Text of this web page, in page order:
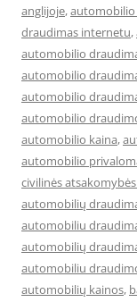
anglijoje,automobilio
draudimas internetu,
automobilio
automobilio
automobilio
automobilio
automobilio kaina,
automobilio
civilinės
automobilių
automobiliu
automobilių
automobiliu
automobilių kainos,